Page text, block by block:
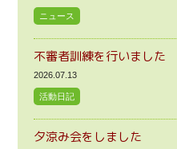
ニュース
不審者訓練を行いました
2026.07.13
活動日記
夕涼み会をしました